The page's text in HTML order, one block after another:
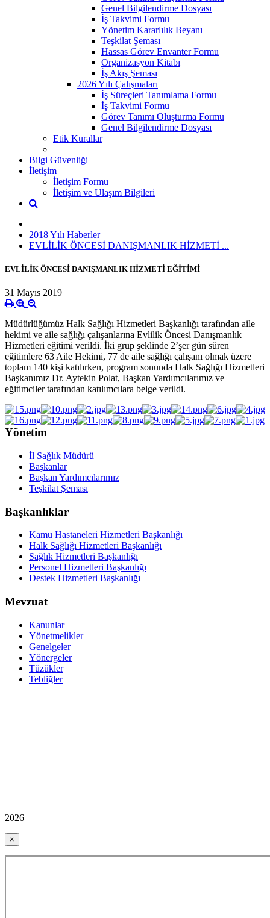
Genel Bilgilendirme Dosyası
İş Takvimi Formu
Yönetim Kararlılık Beyanı
Teşkilat Şeması
Hassas Görev Envanter Formu
Organizasyon Kitabı
İş Akış Şeması
2026 Yılı Çalışmaları
İş Süreçleri Tanımlama Formu
İş Takvimi Formu
Görev Tanımı Oluşturma Formu
Genel Bilgilendirme Dosyası
Etik Kurallar
Bilgi Güvenliği
İletişim
İletişim Formu
İletişim ve Ulaşım Bilgileri
2018 Yılı Haberler
EVLİLİK ÖNCESİ DANIŞMANLIK HİZMETİ ...
EVLİLİK ÖNCESİ DANIŞMANLIK HİZMETİ EĞİTİMİ
31 Mayıs 2019
Müdürlüğümüz Halk Sağlığı Hizmetleri Başkanlığı tarafından aile
hekimi ve aile sağlığı çalışanlarına Evlilik Öncesi Danışmanlık
Hizmetleri eğitimi verildi. İki grup şeklinde 2’şer gün süren
eğitimlere 63 Aile Hekimi, 77 de aile sağlığı çalışanı olmak üzere
toplam 140 kişi katılırken, program sonunda Halk Sağlığı Hizmetleri
Başkanımız Dr. Aytekin Polat, Başkan Yardımcılarımız ve
eğitimciler tarafından katılımcılara belge verildi.
Yönetim
İl Sağlık Müdürü
Başkanlar
Başkan Yardımcılarımız
Teşkilat Şeması
Başkanlıklar
Kamu Hastaneleri Hizmetleri Başkanlığı
Halk Sağlığı Hizmetleri Başkanlığı
Sağlık Hizmetleri Başkanlığı
Personel Hizmetleri Başkanlığı
Destek Hizmetleri Başkanlığı
Mevzuat
Kanunlar
Yönetmelikler
Genelgeler
Yönergeler
Tüzükler
Tebliğler
2026
×